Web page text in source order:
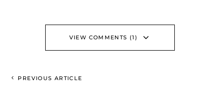
VIEW COMMENTS (1)
PREVIOUS ARTICLE